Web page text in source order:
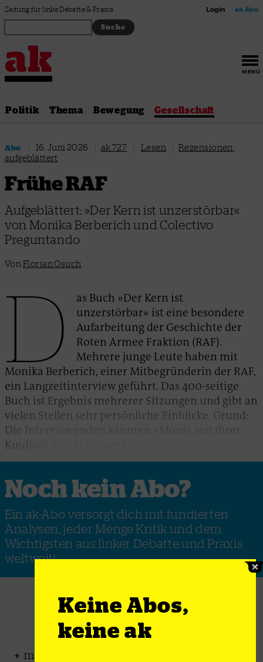
Zum Inhalt springen
Zeitung für linke Debatte & Praxis Login ak Abo
MENÜ
Politik Thema Bewegung Gesellschaft
Abo 16. Juni 2026 ak 727 Lesen
Rezensionen:
aufgeblättert
Frühe RAF
Aufgeblättert: »Der Kern ist unzerstörbar«
von Monika Berberich und Colectivo
Preguntando
Von Florian Osuch
D
as Buch »Der Kern ist
unzerstörbar« ist eine besondere
Aufarbeitung der Geschichte der
Roten Armee Fraktion (RAF).
Mehrere junge Leute haben mit
Monika Berberich, einer Mitbegründerin der RAF,
ein Langzeitinterview geführt. Das 400-seitige
Buch ist Ergebnis mehrerer Sitzungen und gibt an
vielen Stellen sehr persönliche Einblicke. Grund:
Die Interviewenden kannten »Moni« seit ihrer
Kindheit als »Ersatzoma«.
Noch kein Abo?
Ein ak-Abo versorgt dich mit fundierten
Analysen, jeder Menge Kritik und dem
Wichtigsten aus linker Debatte und Praxis
weltweit!
ak-Abo
monatlich auf 32 Seiten + Onlinezugang
Keine Abos,
keine ak